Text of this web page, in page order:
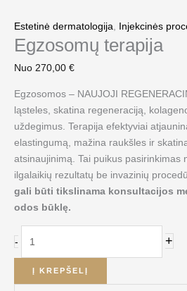
Estetinė dermatologija Injekcinės
Egzosomų terapija
Nuo 270,00 €
Egzosomos – NAUJOJI
ląsteles, skatina regeneraciją,
uždegimus. Terapija efektyviai
elastingumą, mažina raukšles ir
atsinaujinimą. Tai puikus pasirinkimas
ilgalaikių rezultatų be invazinių
gali būti tikslinama konsultacijos
odos būklę.
- +
Į KREPŠELĮ